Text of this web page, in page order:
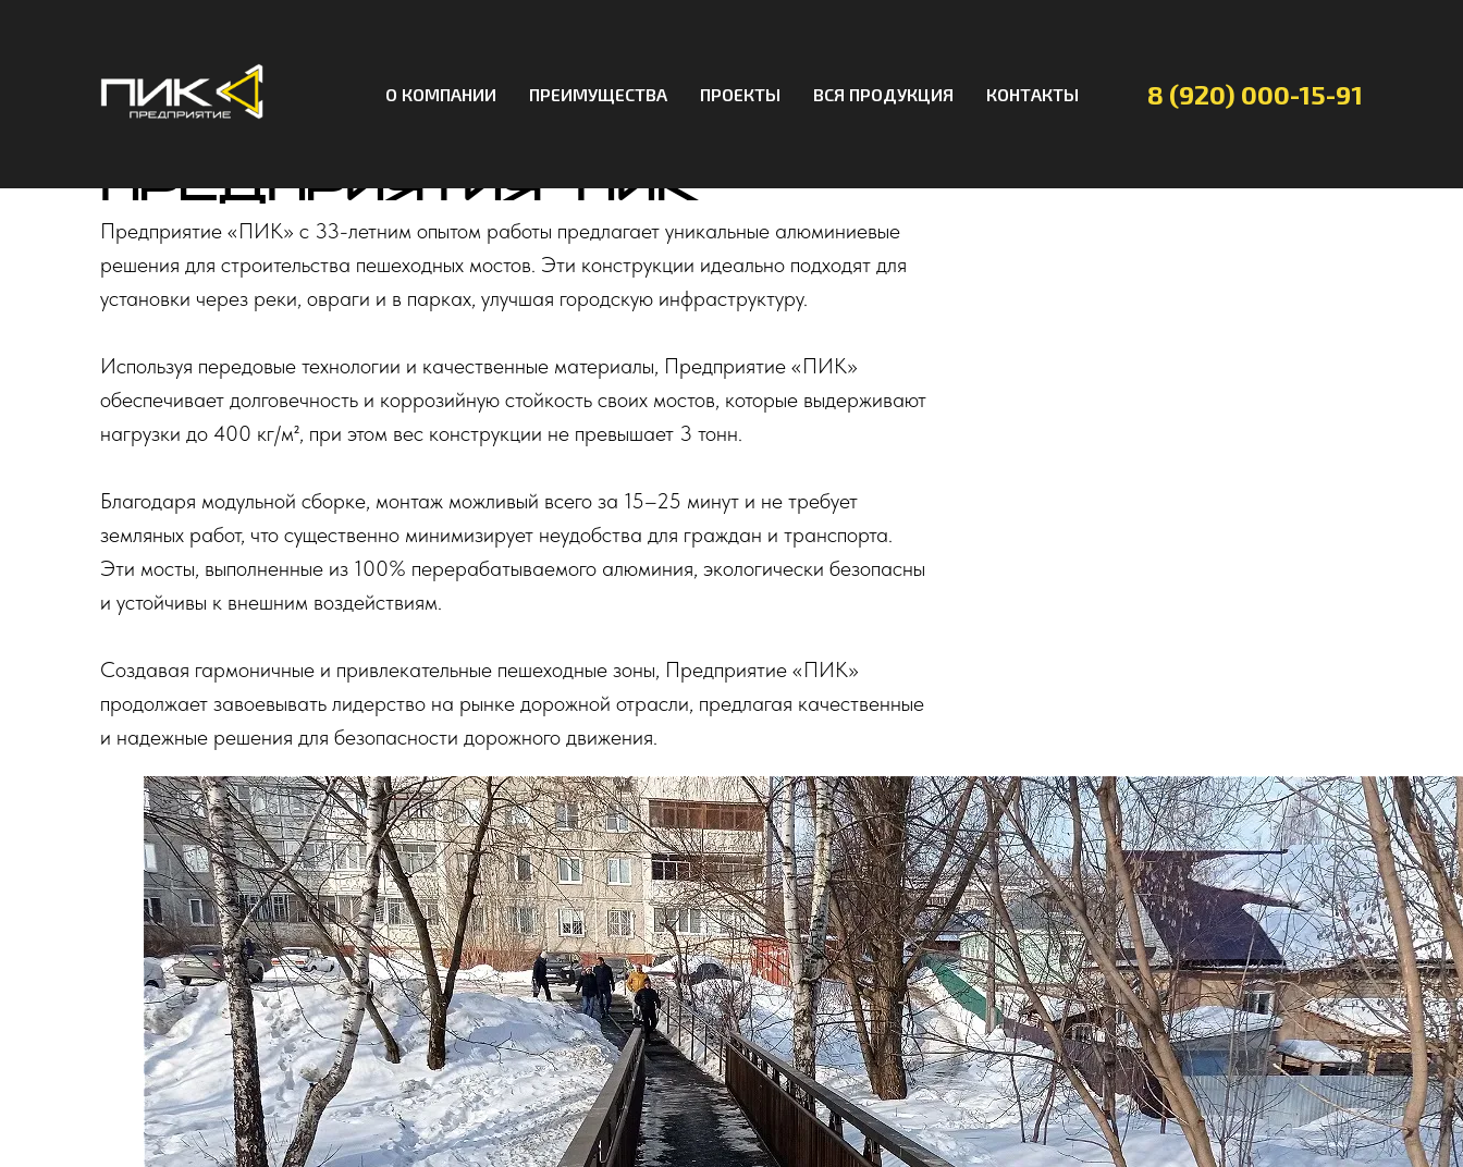
О КОМПАНИИ ПРЕИМУЩЕСТВА ПРОЕКТЫ ВСЯ ПРОДУКЦИЯ КОНТАКТЫ 8 (920) 000-15-91
Модульные
Предприятия "ПИК"
Предприятие «ПИК» с 33-летним опытом работы предлагает уникальные алюминиевые
решения для строительства пешеходных мостов. Эти конструкции идеально подходят для
установки через реки, овраги и в парках, улучшая городскую инфраструктуру.
Используя передовые технологии и качественные материалы, Предприятие «ПИК»
обеспечивает долговечность и коррозийную стойкость своих мостов, которые выдерживают
нагрузки до 400 кг/м², при этом вес конструкции не превышает 3 тонн.
Благодаря модульной сборке, монтаж можливый всего за 15–25 минут и не требует
земляных работ, что существенно минимизирует неудобства для граждан и транспорта.
Эти мосты, выполненные из 100% перерабатываемого алюминия, экологически безопасны
и устойчивы к внешним воздействиям.
Создавая гармоничные и привлекательные пешеходные зоны, Предприятие «ПИК»
продолжает завоевывать лидерство на рынке дорожной отрасли, предлагая качественные
и надежные решения для безопасности дорожного движения.